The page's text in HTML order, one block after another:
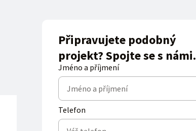
Připravujete podobný
projekt? Spojte se s námi.
Jméno a příjmení
Telefon